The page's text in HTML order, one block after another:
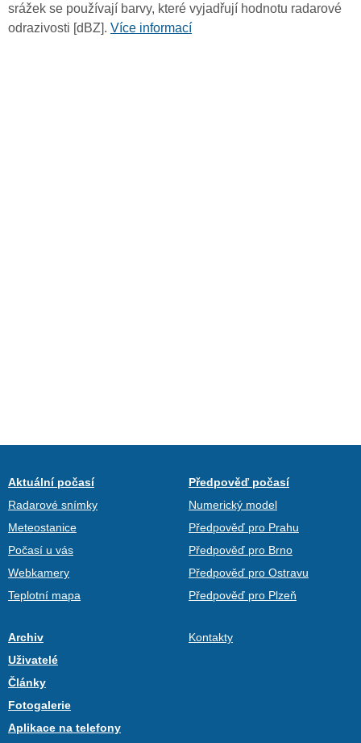
srážek se používají barvy, které vyjadřují hodnotu radarové
odrazivosti [dBZ]. Více informací
Aktuální počasí
Radarové snímky
Meteostanice
Počasí u vás
Webkamery
Teplotní mapa
Předpověď počasí
Numerický model
Předpověď pro Prahu
Předpověď pro Brno
Předpověď pro Ostravu
Předpověď pro Plzeň
Archiv
Uživatelé
Články
Fotogalerie
Aplikace na telefony
Kontakty